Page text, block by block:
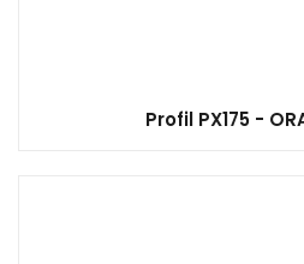
Profil PX175 -